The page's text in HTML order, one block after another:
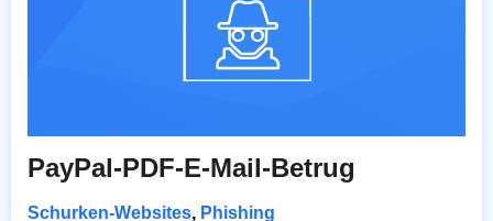
PayPal-PDF-E-Mail-Betrug
Schurken-Websites, Phishing